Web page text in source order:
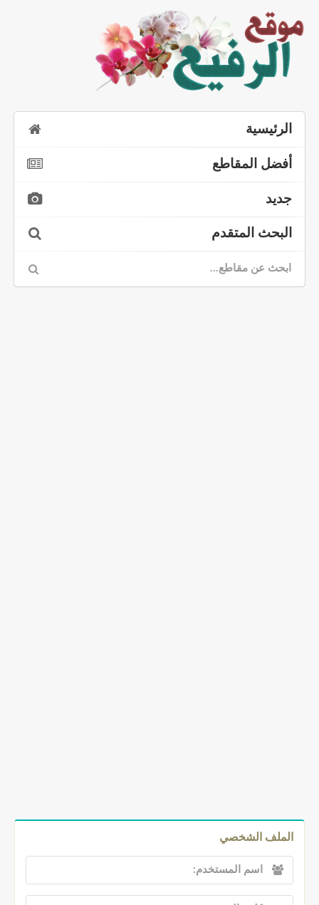
الرئيسية
أفضل المقاطع
جديد
البحث المتقدم
الملف الشخصي